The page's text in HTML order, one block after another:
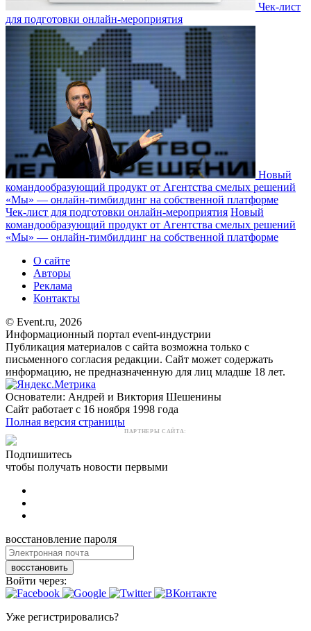
Чек-лист
для подготовки онлайн-мероприятия
Новый
командообразующий продукт от Агентства смелых решений
«Мы» — онлайн-тимбилдинг на собственной платформе
Чек-лист для подготовки онлайн-мероприятия Новый
командообразующий продукт от Агентства смелых решений
«Мы» — онлайн-тимбилдинг на собственной платформе
О сайте
Авторы
Реклама
Контакты
© Event.ru, 2026
Информационный портал event-индустрии
Публикация материалов с сайта возможна только с
письменного согласия редакции. Сайт может содержать
информацию, не предназначенную для лиц младше 18 лет.
Основатели: Андрей и Виктория Шешенины
Сайт работает с 16 ноября 1998 года
Полная версия страницы
ПАРТНЕРЫ САЙТА:
Подпишитесь
чтобы получать новости первыми
восстановление пароля
восстановить
Войти через:
Уже регистрировались?